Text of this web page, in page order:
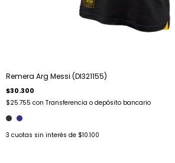
Remera Arg Messi (DI321155)
$30.300
$25.755 con Transferencia o depósito bancario
3 cuotas sin interés de $10.100